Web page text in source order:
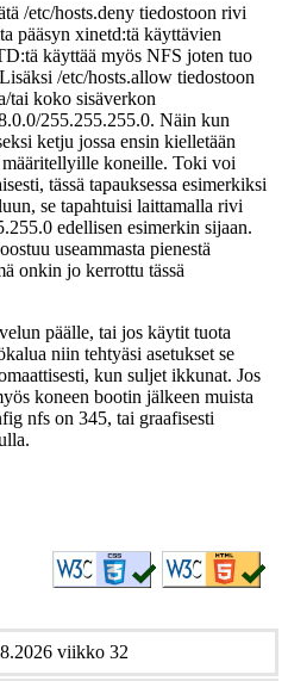
/etc/hosts.deny tiedostoon rivi
pääsyn xinetd:tä käyttävien
käyttää myös NFS joten tuo
/etc/hosts.allow tiedostoon
tai koko sisäverkon
255.255.255.0. Näin kun
ketju jossa ensin kielletään
koneille. Toki voi
tässä tapauksessa esimerkiksi
se tapahtuisi laittamalla rivi
edellisen esimerkin sijaan.
useammasta pienestä
onkin jo kerrottu tässä
päälle, tai jos käytit tuota
niin tehtyäsi asetukset se
kun suljet ikkunat. Jos
koneen bootin jälkeen muista
nfs on 345, tai graafisesti
viikko 32